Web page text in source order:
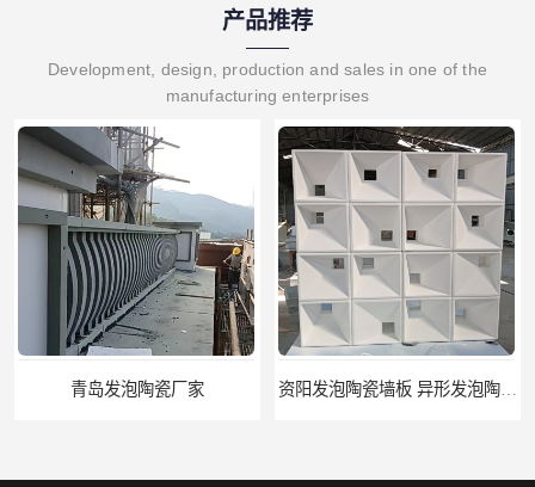
产品推荐
Development, design, production and sales in one of the
manufacturing enterprises